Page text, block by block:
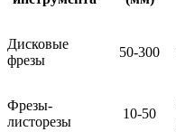
Дисковые
фрезы
50-300
Фрезы-
листорезы
10-50